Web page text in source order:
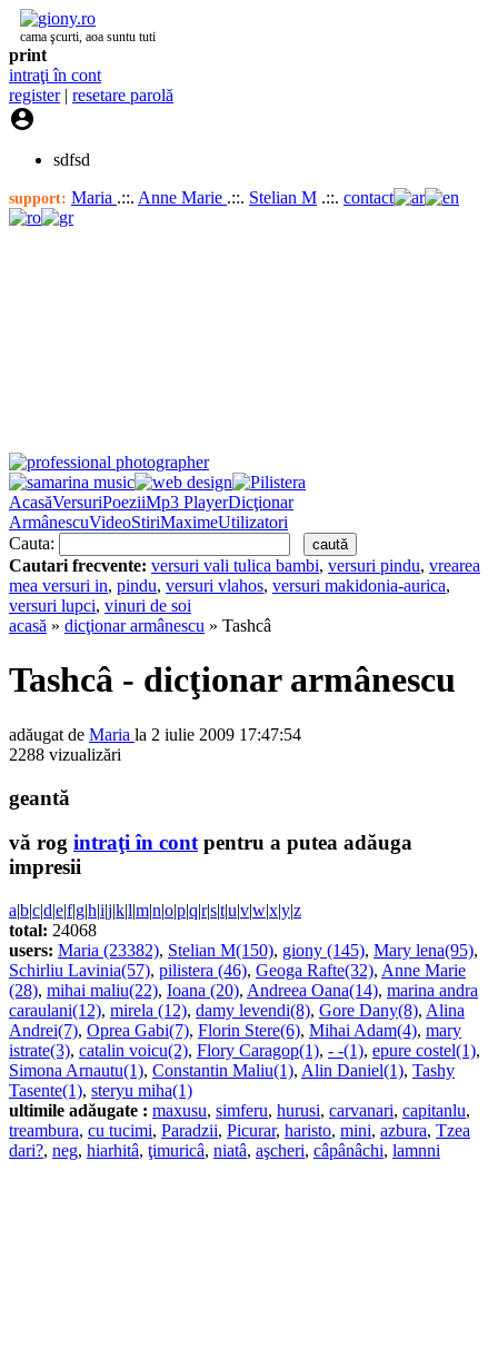
cama şcurti, aoa suntu tuti
print
intraţi în cont
register| resetare parolă

sdfsd
support: Maria .::. Anne Marie .::. Stelian M .::. contact
AcasăVersuriPoeziiMp3 PlayerDicţionar
ArmânescuVideoStiriMaximeUtilizatori
Cauta:
Cautari frecvente: versuri vali tulica bambi, versuri pindu, vrearea
mea versuri in, pindu, versuri vlahos, versuri makidonia-aurica,
versuri lupci, vinuri de soi
acasă » dicţionar armânescu » Tashcâ
Tashcâ - dicţionar armânescu
adăugat de Maria la 2 iulie 2009 17:47:54
2288 vizualizări
geantă
vă rog intraţi în contpentru a putea adăuga
impresii
a|b|c|d|e|f|g|h|i|j|k|l|m|n|o|p|q|r|s|t|u|v|w|x|y|z
total: 24068
users: Maria (23382), Stelian M(150), giony (145), Mary lena(95),
Schirliu Lavinia(57), pilistera (46), Geoga Rafte(32), Anne Marie
(28), mihai maliu(22), Ioana (20), Andreea Oana(14), marina andra
caraulani(12), mirela (12), damy levendi(8), Gore Dany(8), Alina
Andrei(7), Oprea Gabi(7), Florin Stere(6), Mihai Adam(4), mary
istrate(3), catalin voicu(2), Flory Caragop(1), - -(1), epure costel(1),
Simona Arnautu(1), Constantin Maliu(1), Alin Daniel(1), Tashy
Tasente(1), steryu miha(1)
ultimile adăugate : maxusu, simferu, hurusi, carvanari, capitanlu,
treambura, cu tucimi, Paradzii, Picurar, haristo, mini, azbura, Tzea
dari?, neg, hiarhitâ, ţimuricâ, niatâ, aşcheri, câpânâchi, lamnni